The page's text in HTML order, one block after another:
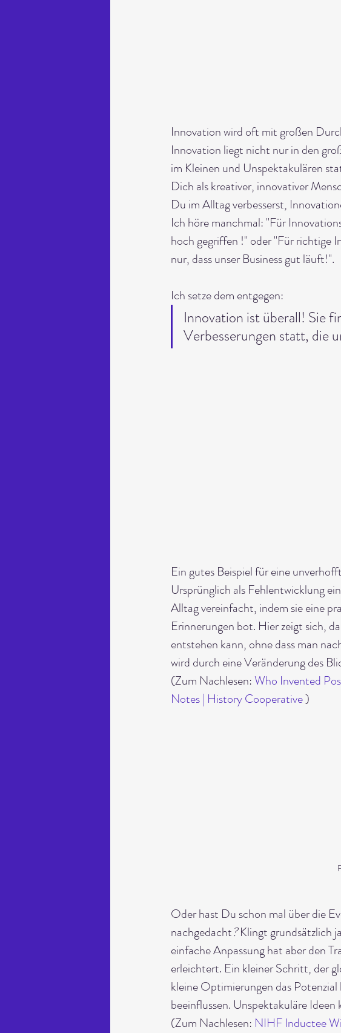
Innovation wird oft mit großen
Innovation liegt nicht nur in den
im Kleinen und Unspektakulären
Dich als kreativer, innovativer
Du im Alltag verbesserst,
Ich höre manchmal: "Für
hoch gegriffen !" oder "Für richtige
nur, dass unser Business gut läuft!".
Ich setze dem entgegen:
Innovation ist überall! Sie
Verbesserungen statt, die
Ein gutes Beispiel für eine
Ursprünglich als Fehlentwicklung
Alltag vereinfacht, indem sie eine
Erinnerungen bot. Hier zeigt sich,
entstehen kann, ohne dass man
wird durch eine Veränderung des
(Zum Nachlesen: Who Invented
Notes | History Cooperative )
Oder hast Du schon mal über die
nachgedacht? Klingt grundsätzlich
einfache Anpassung hat aber den
erleichtert. Ein kleiner Schritt, der
kleine Optimierungen das
beeinflussen. Unspektakuläre
(Zum Nachlesen: NIHF Inductee